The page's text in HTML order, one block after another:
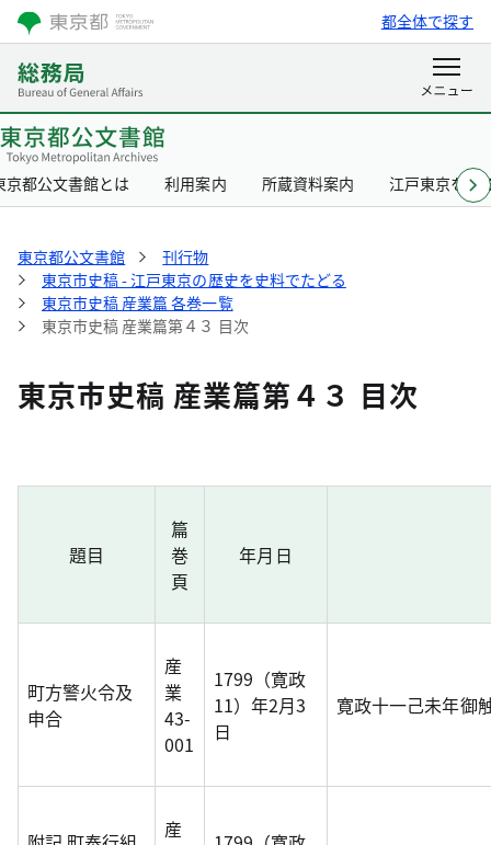
都全体で探す
京都公文書館とは 利用案内 所蔵資料案内 江戸東京を知
東京都公文書館
刊行物
東京市史稿 - 江戸東京の歴史を史料でたどる
東京市史稿 産業篇 各巻一覧
東京市史稿 産業篇第４３ 目次
東京市史稿 産業篇第４３ 目次
題目
篇
巻
頁
年月日
町方警火令及
申合
産
業
43-
001
1799（寛政
11）年2月3
日
寛政十一己未年御
産